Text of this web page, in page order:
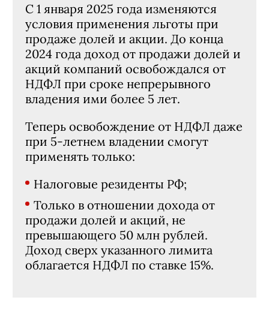
С 1 января 2025 года изменяются
условия применения льготы при
продаже долей и акции. До конца
2024 года доход от продажи долей и
акций компаний освобождался от
НДФЛ при сроке непрерывного
владения ими более 5 лет.
Теперь освобождение от НДФЛ даже
при 5-летнем владении смогут
применять только:
Налоговые резиденты РФ;
Только в отношении дохода от
продажи долей и акций, не
превышающего 50 млн рублей.
Доход сверх указанного лимита
облагается НДФЛ по ставке 15%.